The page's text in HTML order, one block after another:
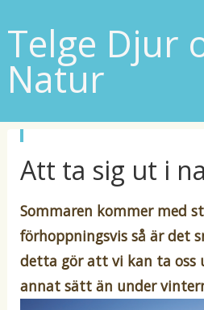
Telge Djur
Natur
u
b
i
c
e
r
a
t
i
Att ta sig ut i
Sommaren kommer med
förhoppningsvis så är det
detta gör att vi kan ta
annat sätt än under